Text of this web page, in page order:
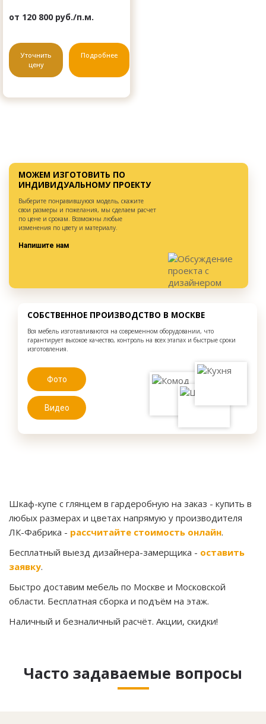
от 120 800 руб./п.м.
Уточнить
цену
Подробнее
МОЖЕМ ИЗГОТОВИТЬ ПО
ИНДИВИДУАЛЬНОМУ ПРОЕКТУ
Выберите понравившуюся модель, скажите
свои размеры и пожелания, мы сделаем расчет
по цене и срокам. Возможны любые
изменения по цвету и материалу.
Напишите нам
СОБСТВЕННОЕ ПРОИЗВОДСТВО В МОСКВЕ
Вся мебель изготавливаются на современном оборудовании, что
гарантирует высокое качество, контроль на всех этапах и быстрые сроки
изготовления.
Фото
Видео
Шкаф-купе с глянцем в гардеробную на заказ - купить в
любых размерах и цветах напрямую у производителя
ЛК-Фабрика - рассчитайте стоимость онлайн.
Бесплатный выезд дизайнера-замерщика - оставить
заявку.
Быстро доставим мебель по Москве и Московской
области. Бесплатная сборка и подъём на этаж.
Наличный и безналичный расчёт. Акции, скидки!
Часто задаваемые вопросы